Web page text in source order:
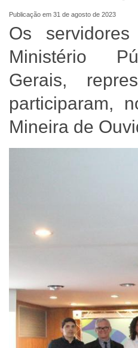
Publicação em 31 de agosto de 2023
Os
Ministério
Gerais,
participaram,
Mineira de